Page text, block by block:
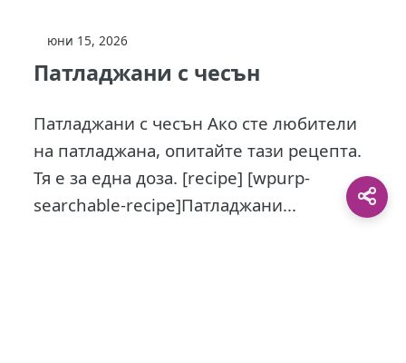
юни 15, 2026
Патладжани с чесън
Патладжани с чесън Ако сте любители
на патладжана, опитайте тази рецепта.
Тя е за една доза. [recipe] [wpurp-
searchable-recipe]Патладжани...